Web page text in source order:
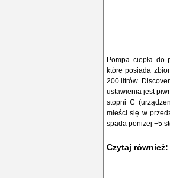
Pompa ciepła do
które posiada
200 litrów.
ustawienia jest
stopni C
mieści się w
spada poniżej +5
Czytaj również: